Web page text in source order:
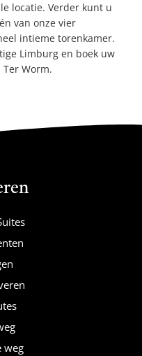
locatie. Verder kunt u
van onze vier
intieme torenkamer.
Limburg en boek uw
Worm.
weg